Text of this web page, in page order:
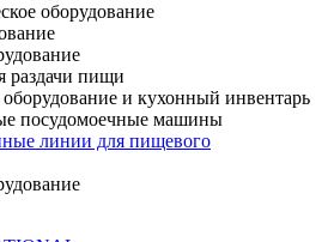
оборудование
раздачи пищи
и кухонный инвентарь
посудомоечные машины
линии для пищевого